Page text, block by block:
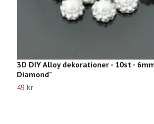
3D DIY Alloy dekorationer - 10st -
Diamond"
49 kr